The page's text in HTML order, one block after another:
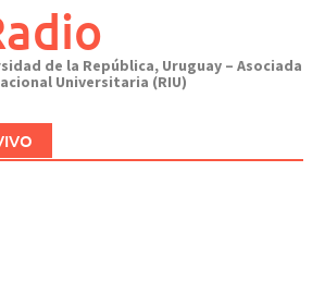
de la República, Uruguay – Asociada
Universitaria (RIU)